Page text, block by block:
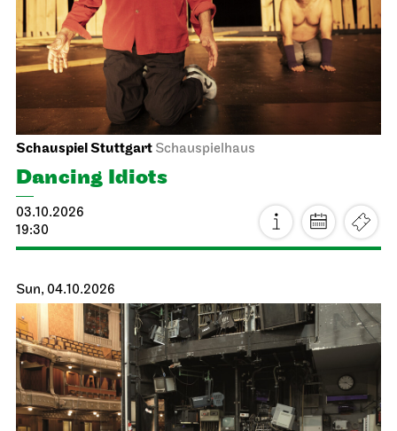
Schauspiel Stuttgart Schauspielhaus
Dancing Idiots
03.10.2026
19:30
Sun, 04.10.2026